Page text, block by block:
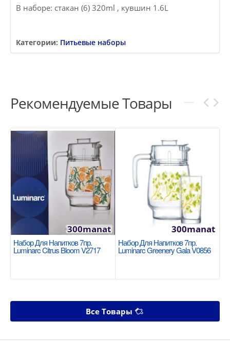
В наборе: стакан (6) 320ml , кувшин 1.6L
Категории: Питьевые наборы
Рекомендуемые Товары
Набор Для Напитков 7пр.
Luminarc Citrus Bloom V2717
300manat
Набор Для Напитков 7пр.
Luminarc Greenery Gala V0856
300manat
Все Товары